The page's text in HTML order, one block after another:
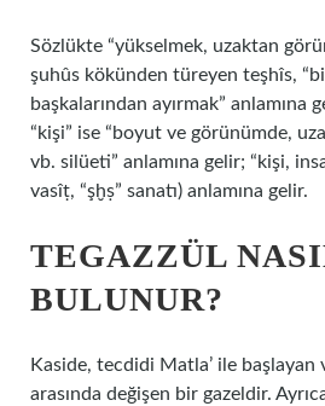
Sözlükte “yükselmek, uzaktan
şuhûs kökünden türeyen teşhîs,
başkalarından ayırmak” anlamına
“kişi” ise “boyut ve görünümde,
vb. silüeti” anlamına gelir; “kişi,
vasîṭ, “şḫṣ” sanatı) anlamına gelir.
TEGAZZÜL
BULUNUR?
Kaside, tecdidi Matla’ ile başlayan
arasında değişen bir gazeldir.